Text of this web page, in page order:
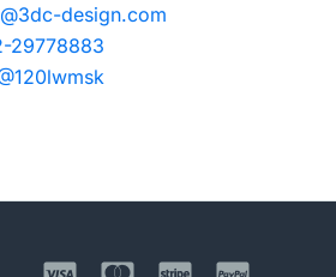
design.com
29778883